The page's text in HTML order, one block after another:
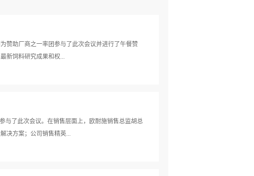
赞助厂商之一率团参与了此次会议并进行了午餐赞
新饲料研究成果和权...
方案，共同迎接畜牧产业发展新格局。
与了此次会议。在销售层面上，欧耐施销售总监胡总
决方案；公司销售精英...